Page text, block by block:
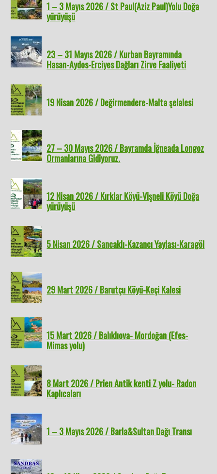
1 – 3 Mayıs 2026 / St Paul(Aziz Paul)Yolu Doğa
yürüyüşü
23 – 31 Mayıs 2026 / Kurban Bayramında
Hasan-Aydos-Erciyes Dağları Zirve Faaliyeti
19 Nisan 2026 / Değirmendere-Malta şelalesi
27 – 30 Mayıs 2026 / Bayramda İğneada Longoz
Ormanlarına Gidiyoruz.
12 Nisan 2026 / Kırklar Köyü-Vişneli Köyü Doğa
yürüyüşü
5 Nisan 2026 / Sancaklı-Kazancı Yaylası-Karagöl
29 Mart 2026 / Barutçu Köyü-Keçi Kalesi
15 Mart 2026 / Balıklıova- Mordoğan (Efes-
Mimas yolu)
8 Mart 2026 / Prien Antik kenti Z yolu- Radon
Kaplıcaları
1 – 3 Mayıs 2026 / Barla&Sultan Dağı Transı